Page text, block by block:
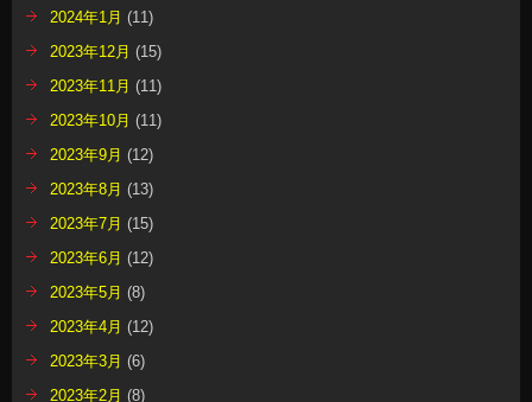
2024年1月 (11)
2023年12月 (15)
2023年11月 (11)
2023年10月 (11)
2023年9月 (12)
2023年8月 (13)
2023年7月 (15)
2023年6月 (12)
2023年5月 (8)
2023年4月 (12)
2023年3月 (6)
2023年2月 (8)